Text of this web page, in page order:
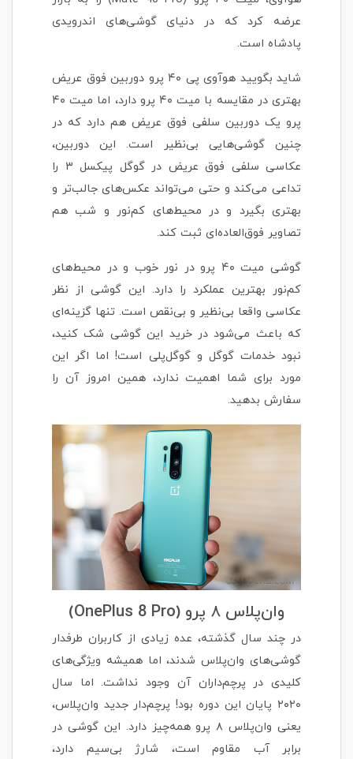
عرضه کرد که در دنیای گوشی‌های اندرویدی
پادشاه است.
شاید بگویید هوآوی پی ۴۰ پرو دوربین فوق عریض
بهتری در مقایسه با میت ۴۰ پرو دارد، اما میت ۴۰
پرو یک دوربین سلفی فوق عریض هم دارد که در
چنین گوشی‌هایی بی‌نظیر است. این دوربین،
عکاسی سلفی فوق عریض در گوگل پیکسل ۳ را
تداعی می‌کند و حتی می‌تواند عکس‌های جالب‌تر و
بهتری بگیرد و در محیط‌های کم‌نور و شب هم
تصاویر فوق‌العاده‌ای ثبت کند.
گوشی میت ۴۰ پرو در نور خوب و در محیط‌های
کم‌نور بهترین عملکرد را دارد. این گوشی از نظر
عکاسی واقعا بی‌نظیر و بی‌نقص است. تنها گزینه‌ای
که باعث می‌شود در خرید این گوشی شک کنید،
نبود خدمات گوگل و گوگل‌پلی است!‌ اما اگر این
مورد برای شما اهمیت ندارد، همین امروز آن را
سفارش بدهید.
وان‌پلاس ۸ پرو (OnePlus 8 Pro)
در چند سال گذشته، عده زیادی از کاربران طرفدار
گوشی‌های وان‌پلاس شدند، اما همیشه ویژگی‌های
کلیدی در پرچم‌داران آن وجود نداشت. اما سال
۲۰۲۰ پایان این دوره بود! پرچم‌دار جدید وان‌پلاس،
یعنی وان‌پلاس ۸ پرو همه‌چیز دارد. این گوشی در
برابر آب مقاوم است، شارژ بی‌سیم دارد،